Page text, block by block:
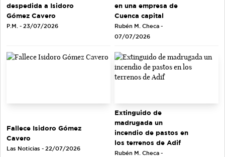
despedida a Isidoro
Gómez Cavero
P.M. - 23/07/2026
en una empresa de
Cuenca capital
Rubén M. Checa -
07/07/2026
Fallece Isidoro Gómez
Cavero
Las Noticias - 22/07/2026
Extinguido de
madrugada un
incendio de pastos en
los terrenos de Adif
Rubén M. Checa -